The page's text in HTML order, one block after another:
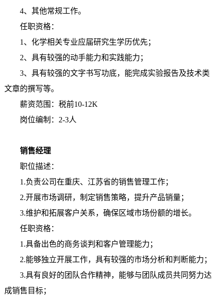
4、其他常规工作。
任职资格：
1、化学相关专业应届研究生学历优先；
2、具有较强的动手能力和实践能力；
3、具有较强的文字书写功底，能完成实验报告及技术类
文章的撰写等。
薪资范围：税前10-12K
岗位编制：2-3人
销售经理
职位描述：
1.负责公司在重庆、江苏省的销售管理工作；
2.开展市场调研，制定销售策略，提升产品销量；
3.维护和拓展客户关系，确保区域市场份额的增长。
任职资格：
1.具备出色的商务谈判和客户管理能力；
2.能够独立开展工作，具有较强的市场分析和判断能力；
3.具有良好的团队合作精神，能够与团队成员共同努力达
成销售目标；